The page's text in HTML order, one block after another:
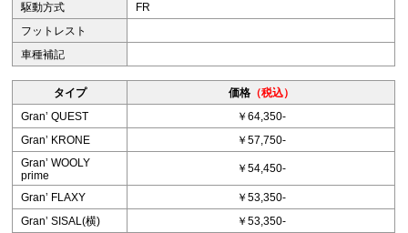
駆動方式
FR
フットレスト
車種補記
タイプ 価格（税込）
Granʼ QUEST
￥64,350-
Granʼ KRONE
￥57,750-
Granʼ WOOLY
prime
￥54,450-
Granʼ FLAXY
￥53,350-
Granʼ SISAL(横)
￥53,350-